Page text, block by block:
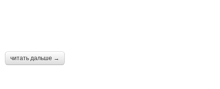
читать дальше →